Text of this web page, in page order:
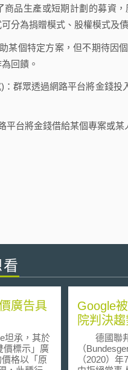
商品生產或短期計劃的募資
分為捐贈模式、股權模式及債
某個特定方案，但不期待因
回饋。
：群眾透過網路平台將金錢
平台將金錢借給某個專案或
廣告具
承，其於
價標示」廣
格以「原
Google
院判決
德國聯邦
（
（2020）